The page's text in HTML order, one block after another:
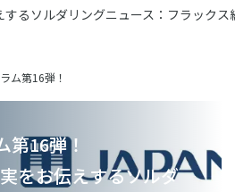
るソルダリングニュース：フラック
ム第16弾！
第16弾！
をお伝えするソルダ